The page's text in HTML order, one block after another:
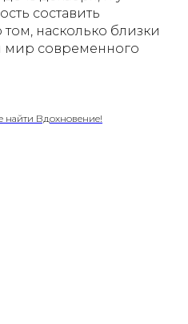
составить
насколько близки
мир современного
найти Вдохновение!